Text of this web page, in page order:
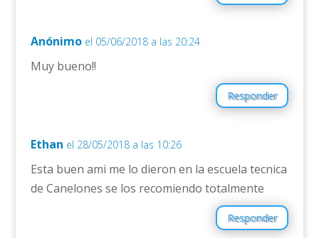
Anónimo el 05/06/2018 a las 20:24
Muy bueno!!
Responder
Ethan el 28/05/2018 a las 10:26
Esta buen ami me lo dieron en la escuela tecnica
de Canelones se los recomiendo totalmente
Responder